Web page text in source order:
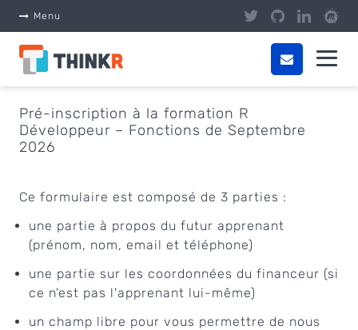
Menu
Pré-inscription à la formation R
Développeur – Fonctions de Septembre
2026
Ce formulaire est composé de 3 parties :
une partie à propos du futur apprenant
(prénom, nom, email et téléphone)
une partie sur les coordonnées du financeur (si
ce n'est pas l'apprenant lui-même)
un champ libre pour vous permettre de nous
Panneau de gestion des cookies